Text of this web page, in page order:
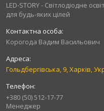
LED-STORY - Світлодіодне
для будь-яких цілей
Корогода Вадим Васильович
Гольдбергівська, 9, Харків,
+380 (50) 512-17-77
Менеджер